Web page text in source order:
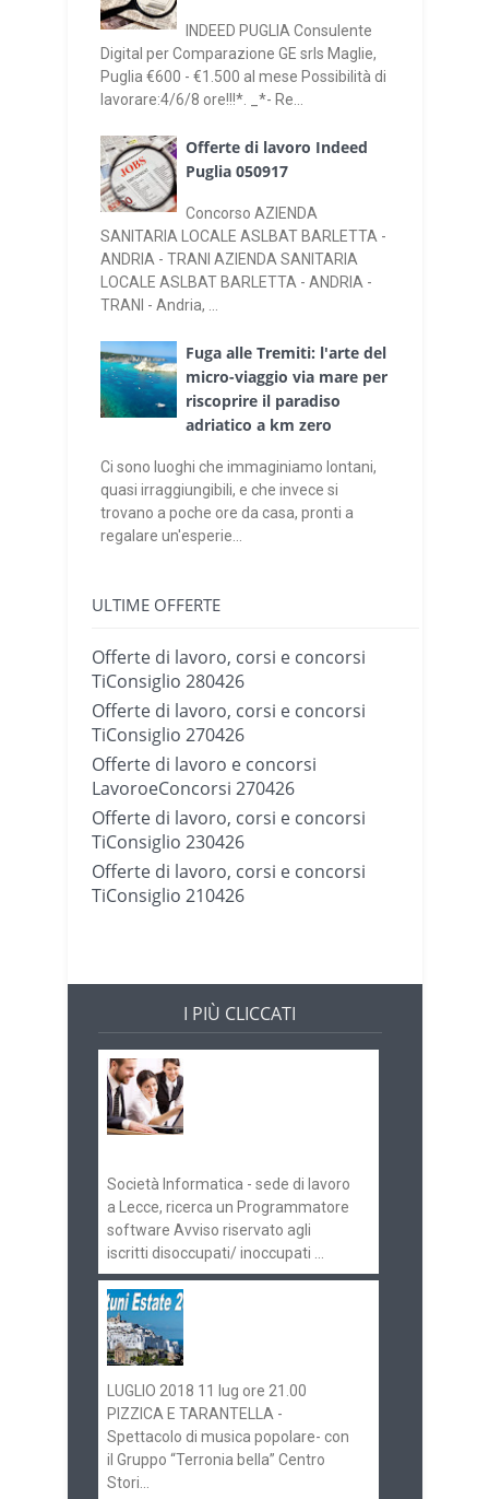
INDEED PUGLIA Consulente
Digital per Comparazione GE srls Maglie,
Puglia €600 - €1.500 al mese Possibilità di
lavorare:4/6/8 ore!!!*. _*- Re...
Offerte di lavoro Indeed
Puglia 050917
Concorso AZIENDA
SANITARIA LOCALE ASLBAT BARLETTA -
ANDRIA - TRANI AZIENDA SANITARIA
LOCALE ASLBAT BARLETTA - ANDRIA -
TRANI - Andria, ...
Fuga alle Tremiti: l'arte del
micro-viaggio via mare per
riscoprire il paradiso
adriatico a km zero
Ci sono luoghi che immaginiamo lontani,
quasi irraggiungibili, e che invece si
trovano a poche ore da casa, pronti a
regalare un'esperie...
ULTIME OFFERTE
Offerte di lavoro, corsi e concorsi
TiConsiglio 280426
Offerte di lavoro, corsi e concorsi
TiConsiglio 270426
Offerte di lavoro e concorsi
LavoroeConcorsi 270426
Offerte di lavoro, corsi e concorsi
TiConsiglio 230426
Offerte di lavoro, corsi e concorsi
TiConsiglio 210426
I PIÙ CLICCATI
Società Informatica - sede di lavoro
a Lecce, ricerca un Programmatore
software Avviso riservato agli
iscritti disoccupati/ inoccupati ...
LUGLIO 2018 11 lug ore 21.00
PIZZICA E TARANTELLA -
Spettacolo di musica popolare- con
il Gruppo “Terronia bella” Centro
Stori...